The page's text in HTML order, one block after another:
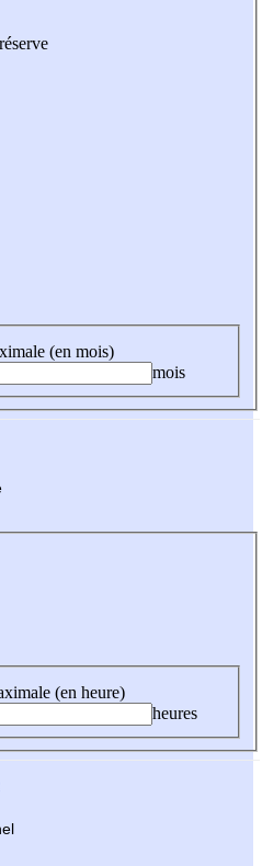
(en mois)
mois
(en heure)
heures